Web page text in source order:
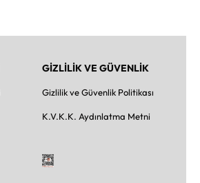
GİZLİLİK VE GÜVENLİK
Gizlilik ve Güvenlik Politikası
K.V.K.K. Aydınlatma Metni